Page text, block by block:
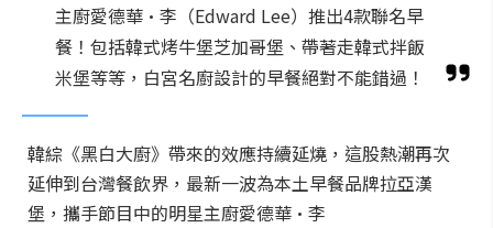
主廚愛德華·李（Edward Lee）推出4款聯名早
餐！包括韓式烤牛堡芝加哥堡、帶著走韓式拌飯
米堡等等，白宮名廚設計的早餐絕對不能錯過！
韓綜《黑白大廚》帶來的效應持續延燒，這股熱潮再次
延伸到台灣餐飲界，最新一波為本土早餐品牌拉亞漢
堡，攜手節目中的明星主廚愛德華·李